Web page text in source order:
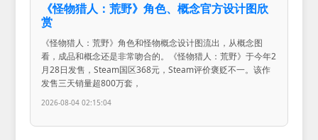
《怪物猎人：荒野》角色、概念官方设计图欣
赏
《怪物猎人：荒野》角色和怪物概念设计图流出，从概念图
看，成品和概念还是非常吻合的。《怪物猎人：荒野》于今年2
月28日发售，Steam国区368元，Steam评价褒贬不一。该作
发售三天销量超800万套，
2026-08-04 02:15:04